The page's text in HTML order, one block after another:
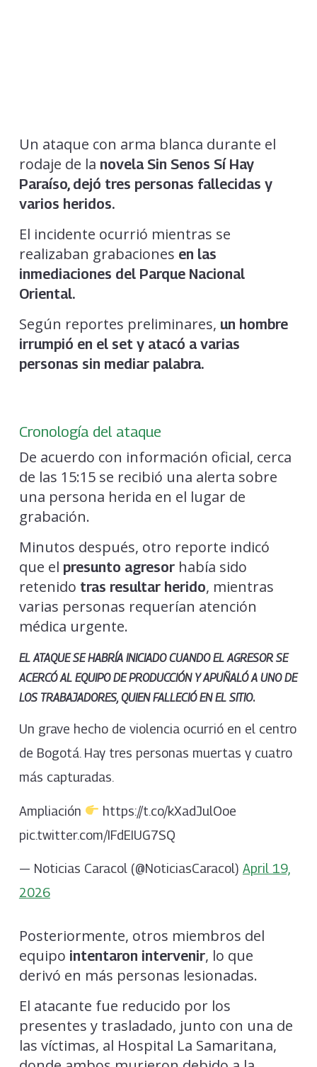
Un ataque con arma blanca durante el
rodaje de la novela Sin Senos Sí Hay
Paraíso, dejó tres personas fallecidas y
varios heridos.
El incidente ocurrió mientras se
realizaban grabaciones en las
inmediaciones del Parque Nacional
Oriental.
Según reportes preliminares, un hombre
irrumpió en el set y atacó a varias
personas sin mediar palabra.
Cronología del ataque
De acuerdo con información oficial, cerca
de las 15:15 se recibió una alerta sobre
una persona herida en el lugar de
grabación.
Minutos después, otro reporte indicó
que el presunto agresorhabía sido
retenido tras resultar herido, mientras
varias personas requerían atención
médica urgente.
EL ATAQUE SE HABRÍA INICIADO CUANDO EL AGRESOR SE
ACERCÓ AL EQUIPO DE PRODUCCIÓN Y APUÑALÓ A UNO DE
LOS TRABAJADORES, QUIEN FALLECIÓ EN EL SITIO.
Un grave hecho de violencia ocurrió en el centro
de Bogotá. Hay tres personas muertas y cuatro
más capturadas.
Ampliación
https://t.co/kXadJulOoe
pic.twitter.com/IFdEIUG7SQ
— Noticias Caracol (@NoticiasCaracol) April 19,
2026
Posteriormente, otros miembros del
equipo intentaron intervenir, lo que
derivó en más personas lesionadas.
El atacante fue reducido por los
presentes y trasladado, junto con una de
las víctimas, al Hospital La Samaritana,